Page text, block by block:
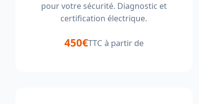
pour votre sécurité. Diagnostic et
certification électrique.
450€TTC à partir de